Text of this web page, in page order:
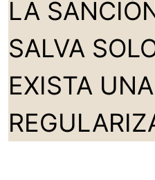
LA
SALVA
EXISTA UNA